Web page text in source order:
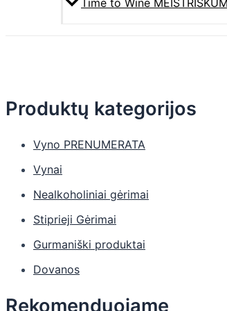
Time to Wine
Produktų kategorijos
Vyno PRENUMERATA
Vynai
Nealkoholiniai gėrimai
Stiprieji Gėrimai
Gurmaniški produktai
Dovanos
Rekomenduojame